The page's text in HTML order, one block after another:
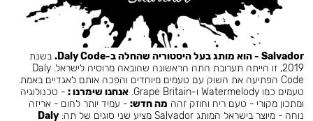
Salvador - הוא מותג בעל היסטוריה שהחלה ב-Daly Code.
בשנת
2019, זו הייתה תערובת התה הראשונה שהובאה מרוסיה לישראל. Daly
Code הפתיעה את השוק עם טעמים מיוחדים והפכה אותם לאגדיים באמת.
טעמים כמו Watermelody ו-Grape Britain.
אנחנו שימרנו : - טכנולוגיה
ומתכון מקורי - טעם ריח וחוזק זהה מה חדש: - עמיד יותר לחום - אריזה
נוחה - מיוצר בישראל המותג Salvador מציע שני סוגים של תה:
Daly